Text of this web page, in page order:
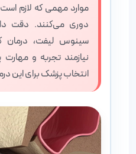
موارد مهمی که لازم است
دوری می‌کنند. دقت
سینوس لیفت، درمان
نیازمند تجربه و
انتخاب پزشک برای این